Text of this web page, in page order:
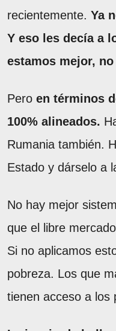
recientemente. Ya
Y eso les decía a
estamos mejor,
Pero en términos
100% alineados.
Rumania también.
Estado y dárselo a
No hay mejor
que el libre
Si no aplicamos
pobreza. Los que
tienen acceso a los